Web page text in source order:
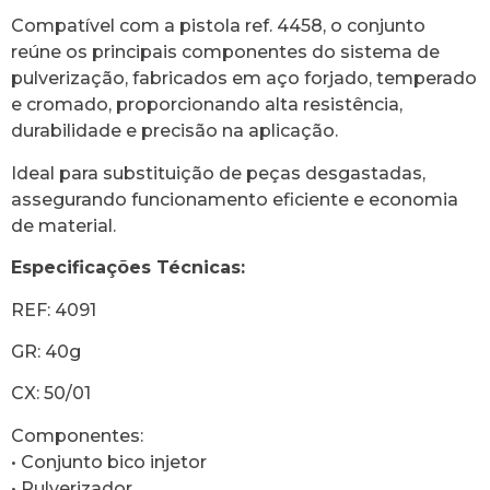
Compatível com a pistola ref. 4458, o conjunto
reúne os principais componentes do sistema de
pulverização, fabricados em aço forjado, temperado
e cromado, proporcionando alta resistência,
durabilidade e precisão na aplicação.
Ideal para substituição de peças desgastadas,
assegurando funcionamento eficiente e economia
de material.
Especificações Técnicas:
REF: 4091
GR: 40g
CX: 50/01
Componentes:
• Conjunto bico injetor